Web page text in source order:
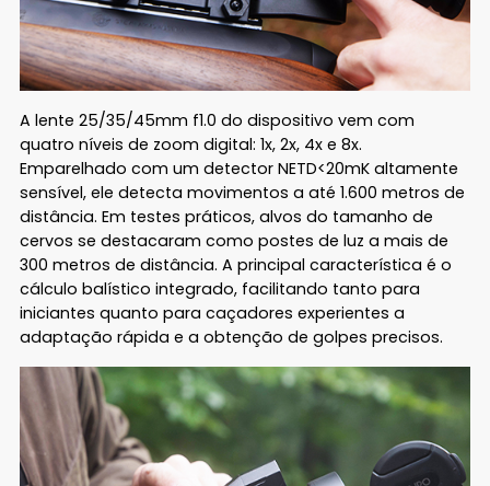
A lente 25/35/45mm f1.0 do dispositivo vem com
quatro níveis de zoom digital: 1x, 2x, 4x e 8x.
Emparelhado com um detector NETD<20mK altamente
sensível, ele detecta movimentos a até 1.600 metros de
distância. Em testes práticos, alvos do tamanho de
cervos se destacaram como postes de luz a mais de
300 metros de distância. A principal característica é o
cálculo balístico integrado, facilitando tanto para
iniciantes quanto para caçadores experientes a
adaptação rápida e a obtenção de golpes precisos.